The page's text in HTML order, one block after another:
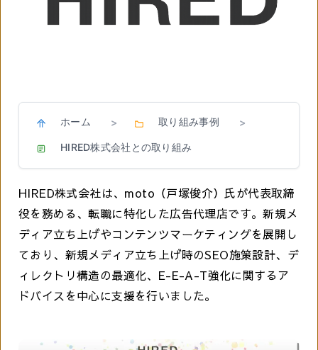
ホーム > 取り組み事例 >
HIRED株式会社との取り組み
HIRED株式会社は、moto（戸塚俊介）氏が代表取締
役を務める、転職に特化した広告代理店です。新規メ
ディア立ち上げやコンテンツマーケティングを展開し
ており、新規メディア立ち上げ時のSEO施策設計、デ
ィレクトリ構造の最適化、E-E-A-T強化に関するア
ドバイスを中心に支援を行いました。